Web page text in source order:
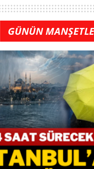
GÜNÜN